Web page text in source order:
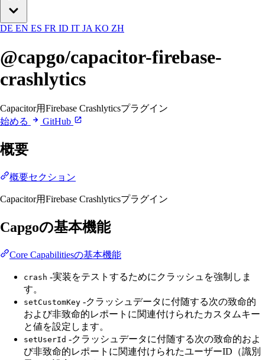
DE EN ES FR ID IT JA KO ZH
@capgo/capacitor-firebase-
crashlytics
Capacitor用Firebase Crashlyticsプラグイン
始める
GitHub
概要
概要セクション
Capacitor用Firebase Crashlyticsプラグイン
Capgoの基本機能
Core Capabilitiesの基本機能
crash -実装をテストするためにクラッシュを強制しま
す。
setCustomKey -クラッシュデータに付随する次の致命的
および非致命的レポートに関連付けられたカスタムキー
と値を設定します。
setUserId -クラッシュデータに付随する次の致命的およ
び非致命的レポートに関連付けられたユーザーID（識別